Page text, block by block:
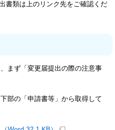
書類は上のリンク先をご確認くだ
まず「変更届提出の際の注意事
部の「申請書等」から取得して